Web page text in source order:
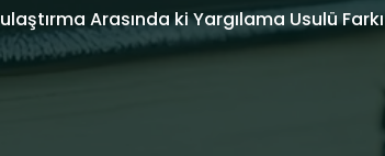
Arasında ki Yargılama Usulü Farkı